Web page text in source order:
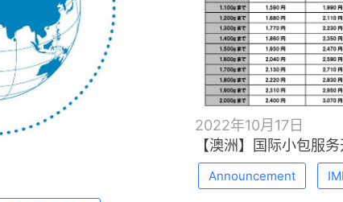
2022年10月17日
【澳洲】国际小包服
Announcement